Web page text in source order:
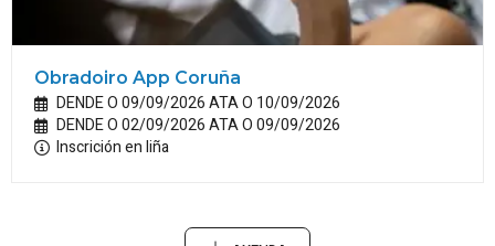
Obradoiro App Coruña
DENDE O 09/09/2026 ATA O 10/09/2026
DENDE O 02/09/2026 ATA O 09/09/2026
Inscrición en liña